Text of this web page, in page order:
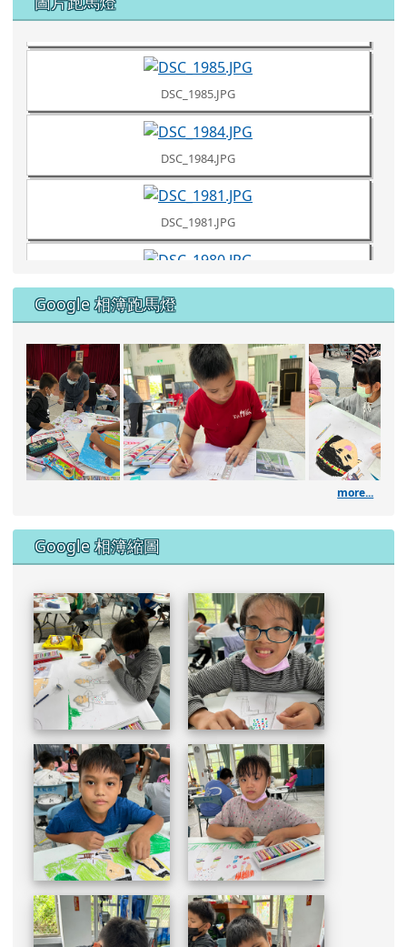
DSC_1981.JPG
DSC_1980.JPG
DSC_1961.JPG
DSC_1960.JPG
DSC_1957.JPG
DSC_1953.JPG
DSC_1951.JPG
Google 相簿跑馬燈
111學年度藝術深耕繪畫課
more...
Google 相簿縮圖